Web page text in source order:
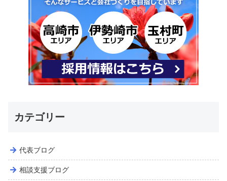
カテゴリー
代表ブログ
相談支援ブログ